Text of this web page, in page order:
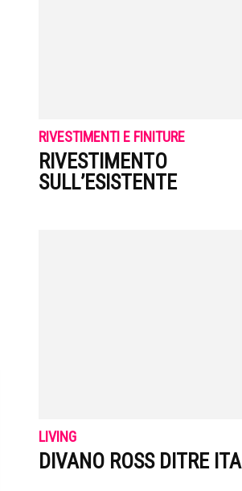
RIVESTIMENTI E FINITURE
RIVESTIMENTO
SULL’ESISTENTE
LIVING
DIVANO ROSS DITRE